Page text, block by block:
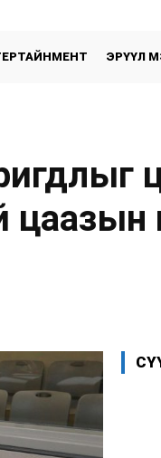
ЭРҮҮЛ
цаазын